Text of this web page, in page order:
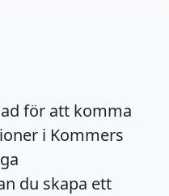
för att komma
i Kommers
du skapa ett